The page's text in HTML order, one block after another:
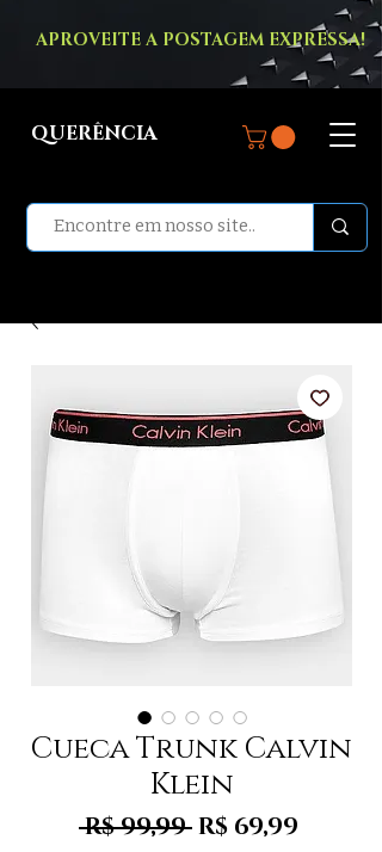
APROVEITE A POSTAGEM EXPRESSA!
QUERÊNCIA
Cueca Trunk Calvin
Klein
R$ 99,99 Preço
R$ 69,99